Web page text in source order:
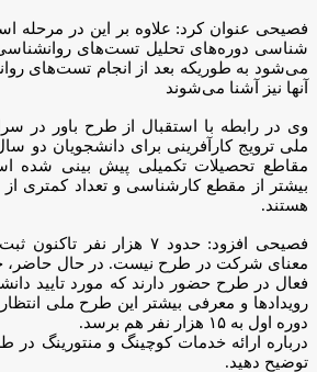
فصیحی عنوان کرد: علاوه بر این در
شناسی دوره‌های تحلیل تست‌های روانشناسی
می‌شود به طوریکه بعد از انجام تست‌های
آنها نیز آشنا می‌شوند
وی در رابطه با استقبال از طرح باور در
ملی ترویج کارآفرینی برای دانشجویان دو
مقاطع تحصیلات تکمیلی پیش بینی شده
بیشتر از مقطع کارشناسی و تعداد کمتری
هستند.
فصیحی افزود: حدود ۷ هزار نفر
فعال در طرح حضور دارند که مورد تایید
رویداد‌ها و معرفی بیشتر این طرح ملی
دوره اول به ۱۵ هزار نفر هم برسد.
درباره ارائه خدمات کوچینگ و منتورینگ در
توضیح دهید.